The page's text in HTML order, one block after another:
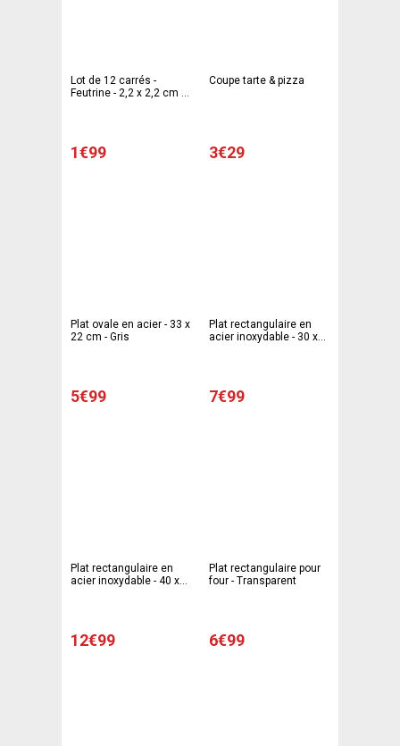
Lot de 12 carrés -
Feutrine - 2,2 x 2,2 cm -
1€99
Coupe tarte & pizza
3€29
Plat ovale en acier - 33 x
22 cm - Gris
5€99
Plat rectangulaire en
acier inoxydable - 30 x
7€99
Plat rectangulaire en
acier inoxydable - 40 x
12€99
Plat rectangulaire pour
four - Transparent
6€99